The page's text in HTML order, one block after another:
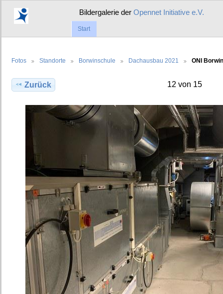
Bildergalerie derOpennet Initiative e.V.
Start
Fotos Standorte Borwinschule Dachausbau 2021 ONI
Zurück 12 von 15